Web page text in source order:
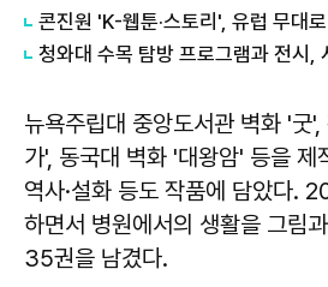
콘진원 'K-웹툰·스토리', 유럽 무대
청와대 수목 탐방 프로그램과 전시,
뉴욕주립대 중앙도서관 벽화 '굿
가', 동국대 벽화 '대왕암' 등을 제
역사·설화 등도 작품에 담았다.
하면서 병원에서의 생활을 그림
35권을 남겼다.